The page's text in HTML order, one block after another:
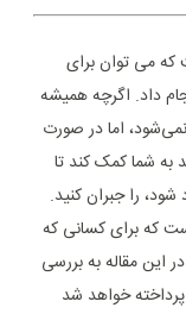
می ‌توان برای
داد. اگرچه همیشه
اما در صورت
به شما کمک کند تا
را جبران کنید.
که برای کسانی که
این مقاله به بررسی
خواهد شد